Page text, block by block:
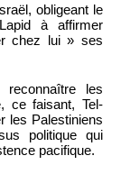
obligeant le
à affirmer
chez lui » ses
les
ce faisant, Tel-
les Palestiniens
politique qui
pacifique.